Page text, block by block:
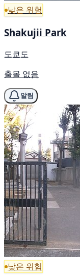
낮은 위험
Shakujii Park
도쿄도
출몰 없음
알림
낮은 위험